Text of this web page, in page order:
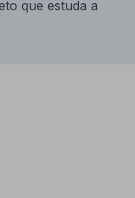
que estuda a